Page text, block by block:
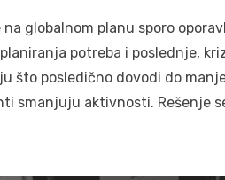
globalnom planu sporo
potreba i poslednje,
što posledično dovodi do
smanjuju aktivnosti. Rešenje